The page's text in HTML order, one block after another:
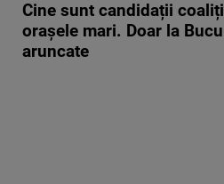
Cine sunt candidații
orașele mari. Doar la
aruncate